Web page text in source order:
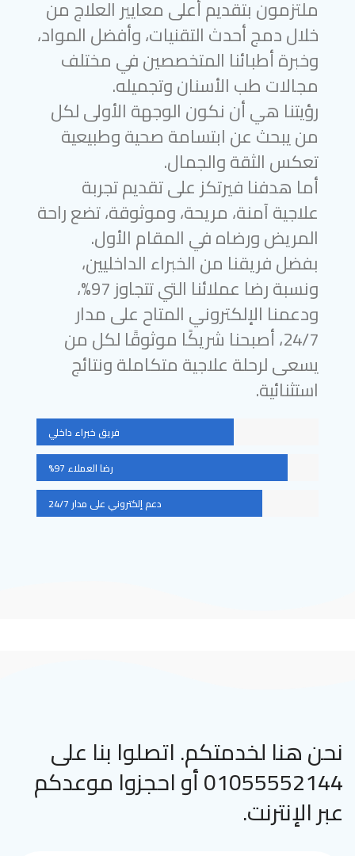
ملتزمون بتقديم أعلى معايير العلاج من
خلال دمج أحدث التقنيات، وأفضل المواد،
وخبرة أطبائنا المتخصصين في مختلف
مجالات طب الأسنان وتجميله.
رؤيتنا هي أن نكون الوجهة الأولى لكل
من يبحث عن ابتسامة صحية وطبيعية
تعكس الثقة والجمال.
أما هدفنا فيرتكز على تقديم تجربة
علاجية آمنة، مريحة، وموثوقة، تضع راحة
المريض ورضاه في المقام الأول.
بفضل فريقنا من الخبراء الداخليين،
ونسبة رضا عملائنا التي تتجاوز 97%،
ودعمنا الإلكتروني المتاح على مدار
24/7، أصبحنا شريكًا موثوقًا لكل من
يسعى لرحلة علاجية متكاملة ونتائج
استثنائية.
فريق خبراء داخلي
رضا العملاء 97%
دعم إلكتروني على مدار 24/7
نحن هنا لخدمتكم. اتصلوا بنا على
01055552144 أو احجزوا موعدكم
عبر الإنترنت.